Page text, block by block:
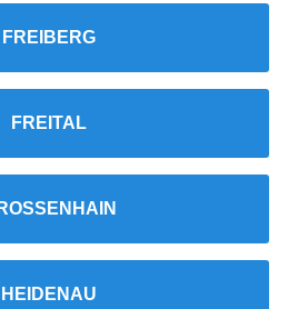
FREIBERG
FREITAL
HEIDENAU